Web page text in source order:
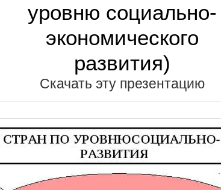
уровню социально-
экономического
развития)
Скачать эту презентацию